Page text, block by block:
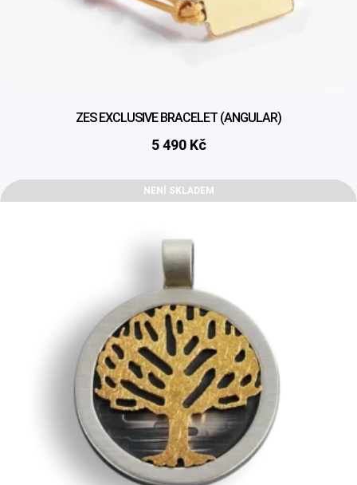
ZES EXCLUSIVE BRACELET (ANGULAR)
5 490 Kč
NENÍ SKLADEM